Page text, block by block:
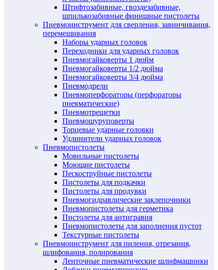
Штифтозабивные, гвоздезабивные,
шпилькозабивные финишные пистолеты
Пневмоинструмент для сверления, завинчивания,
перемешивания
Наборы ударных головок
Переходники для ударных головок
Пневмогайковерты 1 дюйм
Пневмогайковерты 1/2 дюйма
Пневмогайковерты 3/4 дюйма
Пневмодрели
Пневмоперфораторы (перфораторы
пневматические)
Пневмотрещетки
Пневмошуруповерты
Торцевые ударные головки
Удлинители ударных головок
Пневмопистолеты
Мовильные пистолеты
Моющие пистолеты
Пескоструйные пистолеты
Пистолеты для подкачки
Пистолеты для продувки
Пневмогидравлические заклепочники
Пневмопистолеты для герметика
Пистолеты для антигравия
Пневмопистолеты для заполнения пустот
Текстурные пистолеты
Пневмоинструмент для пиления, отрезания,
шлифования, полирования
Ленточные пневматические шлифмашинки